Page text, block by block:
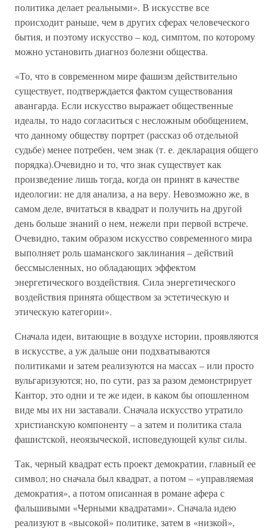
политика делает реальными». В искусстве все
происходит раньше, чем в других сферах человеческого
бытия, и поэтому искусство – код, симптом, по которому
можно установить диагноз болезни общества.
«То, что в современном мире фашизм действительно
существует, подтверждается фактом существования
авангарда. Если искусство выражает общественные
идеалы, то надо согласиться с несложным обобщением,
что данному обществу портрет (рассказ об отдельной
судьбе) менее потребен, чем знак (т. е. декларация общего
порядка).Очевидно и то, что знак существует как
произведение лишь тогда, когда он принят в качестве
идеологии: не для анализа, а на веру. Невозможно же, в
самом деле, вчитаться в квадрат и получить на другой
день больше знаний о нем, нежели при первой встрече.
Очевидно, таким образом искусство современного мира
выполняет роль шаманского заклинания – действий
бессмысленных, но обладающих эффектом
энергетического воздействия. Сила энергетического
воздействия принята обществом за эстетическую и
этическую категории».
Сначала идеи, витающие в воздухе истории, проявляются
в искусстве, а уж дальше они подхватываются
политиками и затем реализуются на массах – или просто
вульгаризуются; но, по сути, раз за разом демонстрирует
Кантор, это одни и те же идеи, в каком бы опошленном
виде мы их ни заставали. Сначала искусство утратило
христианскую компоненту – а затем и политика стала
фашистской, неоязыческой, исповедующей культ силы.
Так, черный квадрат есть проект демократии, главный ее
символ; но сначала был квадрат, а потом – «управляемая
демократия», а потом описанная в романе афера с
фальшивыми «Черными квадратами». Сначала идею
реализуют в «высокой» политике, затем в «низкой»,